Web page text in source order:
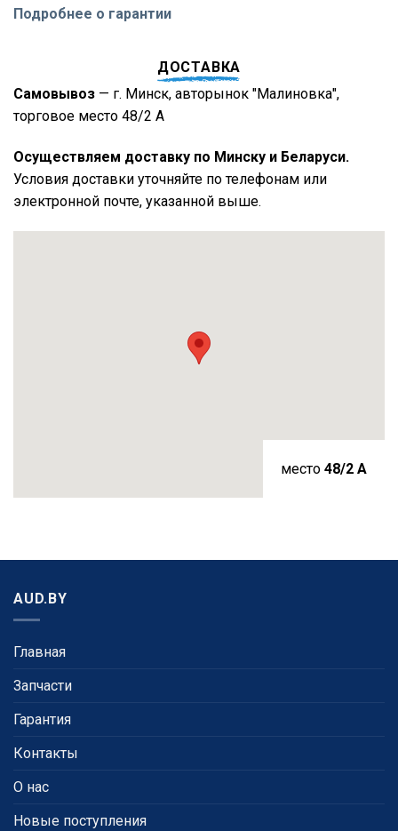
Подробнее о гарантии
ДОСТАВКА
Самовывоз — г. Минск, авторынок "Малиновка",
торговое место 48/2 А
Осуществляем доставку по Минску и Беларуси.
Условия доставки уточняйте по телефонам или
электронной почте, указанной выше.
место 48/2 A
AUD.BY
Главная
Запчасти
Гарантия
Контакты
О нас
Новые поступления